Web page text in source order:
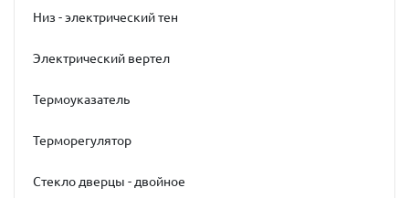
Низ - электрический тен
Электрический вертел
Термоуказатель
Терморегулятор
Стекло дверцы - двойное